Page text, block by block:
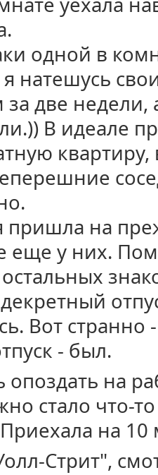
одной в
я натешусь
две недели,
В идеале
квартиру,
пришла на
еще у них.
Вот
- был.
опоздать на
стало что-
на
Стрит",